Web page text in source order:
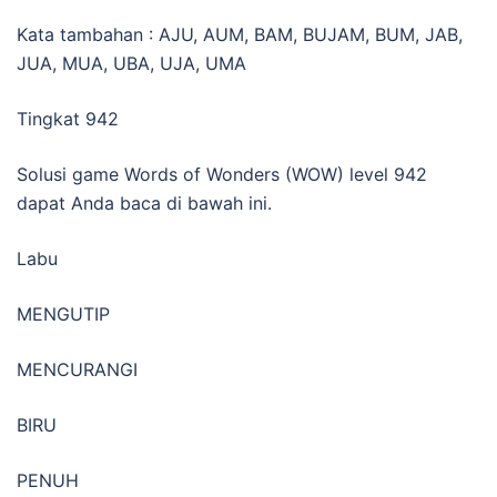
Kata tambahan : AJU, AUM, BAM, BUJAM, BUM, JAB,
JUA, MUA, UBA, UJA, UMA
Tingkat 942
Solusi game Words of Wonders (WOW) level 942
dapat Anda baca di bawah ini.
Labu
MENGUTIP
MENCURANGI
BIRU
PENUH